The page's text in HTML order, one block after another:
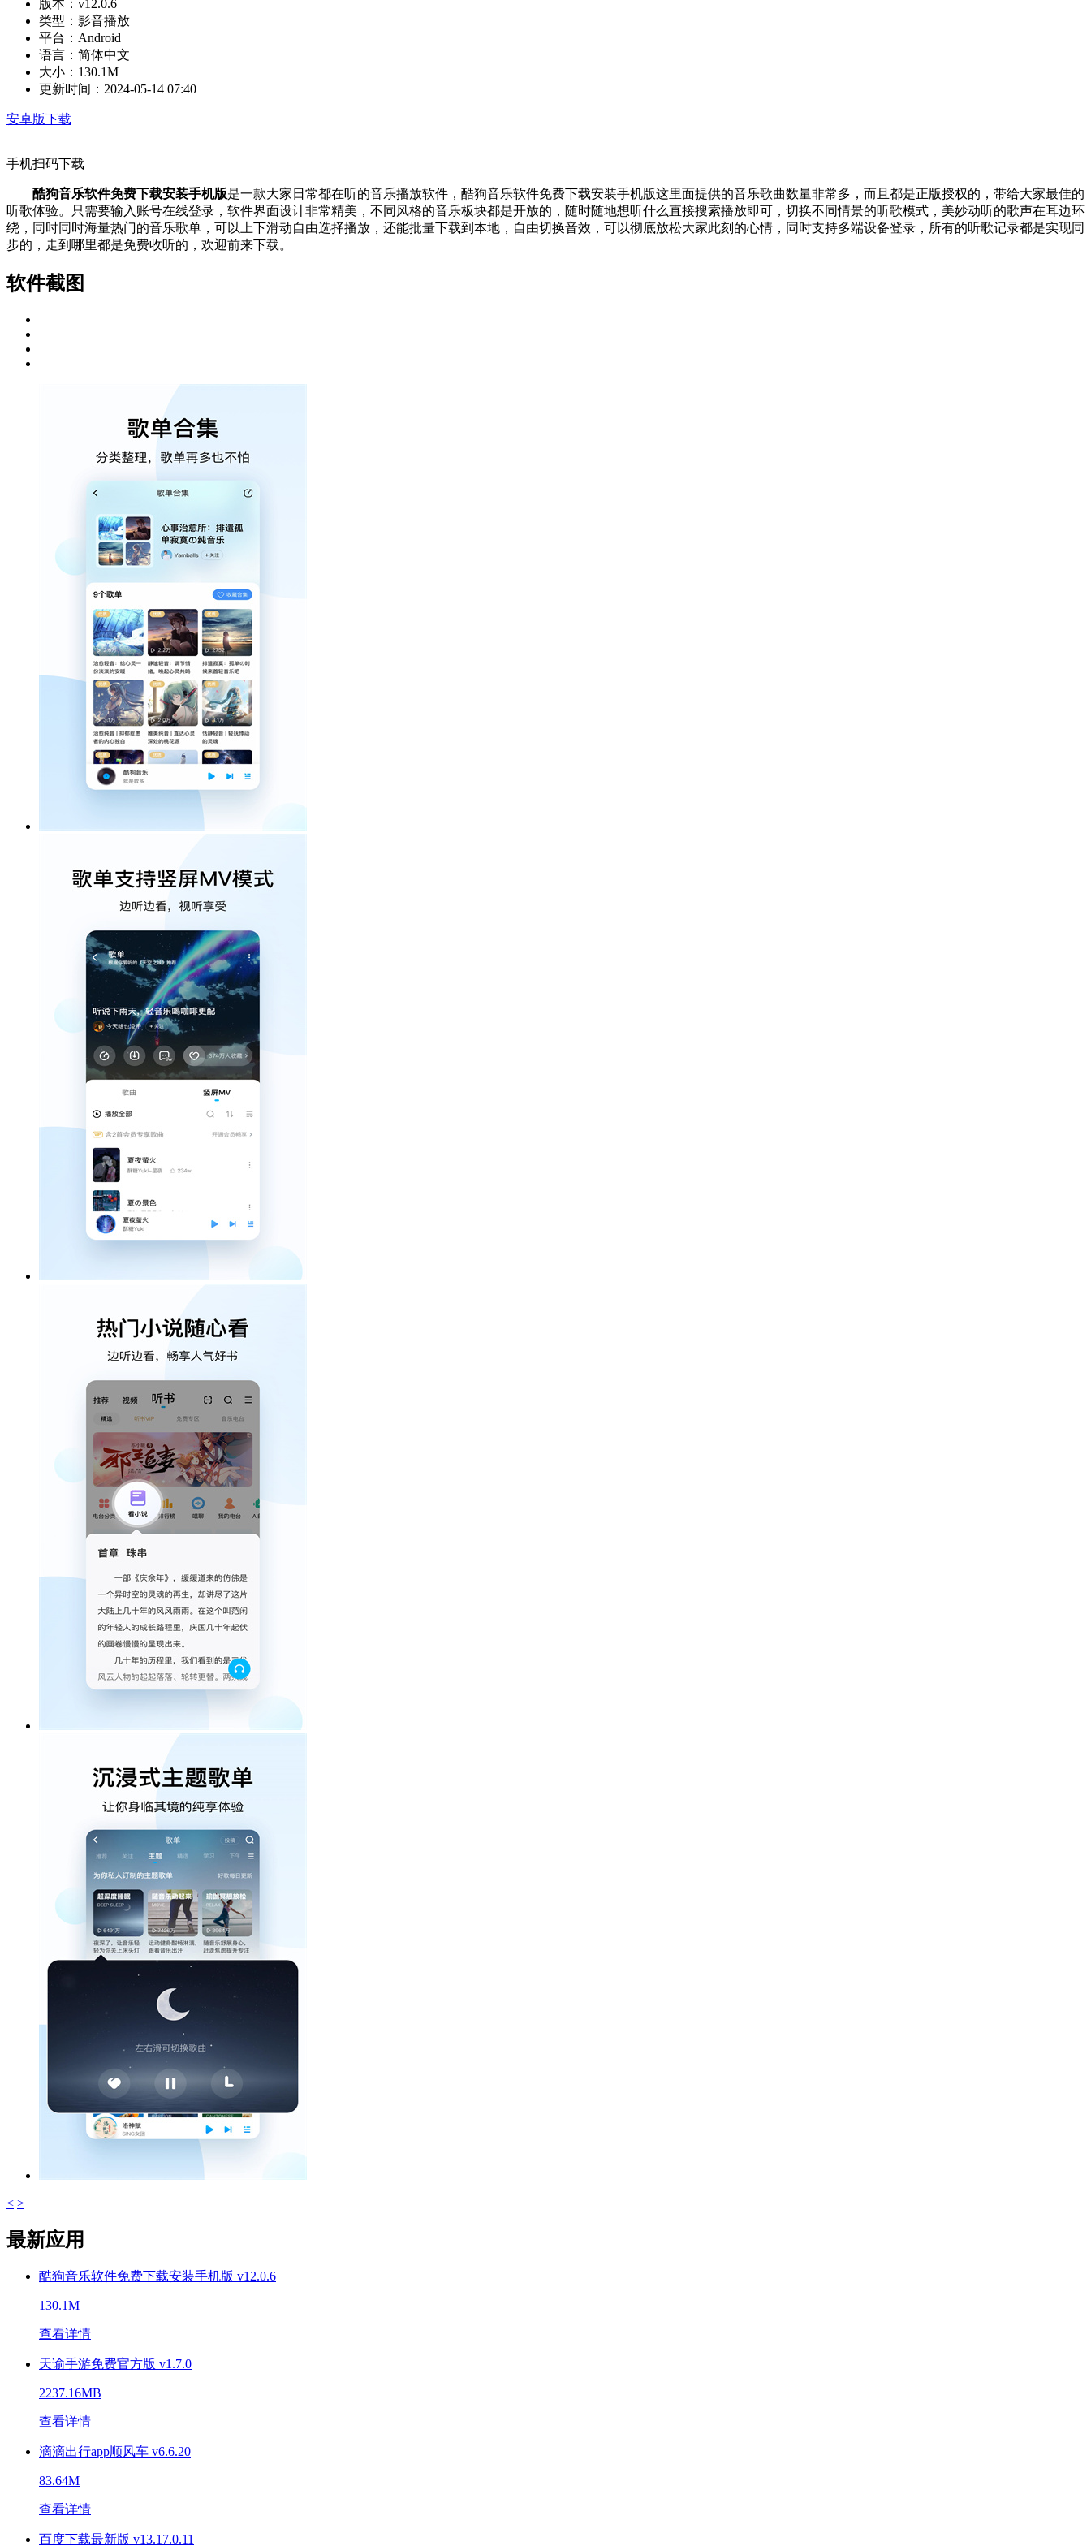
版本： v12.0.6
类型： 影音播放
平台： Android
语言： 简体中文
大小： 130.1M
更新时间： 2024-05-14 07:40
安卓版下载
手机扫码下载
酷狗音乐软件免费下载安装手机版是一款大家日常都在听的音乐播放软件，酷狗音乐软件免费下载安装手机版这里面提供的音乐歌曲数量非常多，而且都是正版授权的，带给大家最佳的
听歌体验。只需要输入账号在线登录，软件界面设计非常精美，不同风格的音乐板块都是开放的，随时随地想听什么直接搜索播放即可，切换不同情景的听歌模式，美妙动听的歌声在耳边环
绕，同时同时海量热门的音乐歌单，可以上下滑动自由选择播放，还能批量下载到本地，自由切换音效，可以彻底放松大家此刻的心情，同时支持多端设备登录，所有的听歌记录都是实现同
步的，走到哪里都是免费收听的，欢迎前来下载。
软件截图
< >
最新应用
酷狗音乐软件免费下载安装手机版 v12.0.6
130.1M
查看详情
天谕手游免费官方版 v1.7.0
2237.16MB
查看详情
滴滴出行app顺风车 v6.6.20
83.64M
查看详情
百度下载最新版 v13.17.0.11